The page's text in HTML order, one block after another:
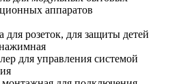
аппаратов
для розеток, для защиты детей
для управления системой